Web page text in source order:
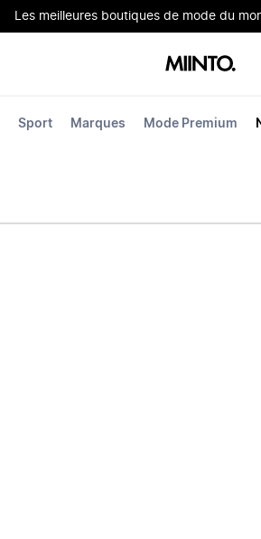
Les meilleures boutiques de mode du
Sport Marques Mode Premium